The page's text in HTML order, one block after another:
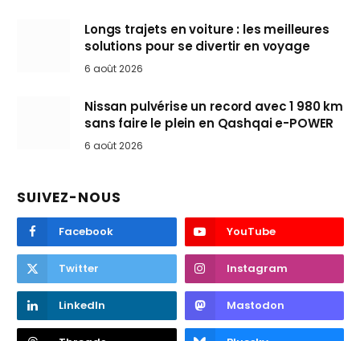
Longs trajets en voiture : les meilleures
solutions pour se divertir en voyage
6 août 2026
Nissan pulvérise un record avec 1 980 km
sans faire le plein en Qashqai e-POWER
6 août 2026
SUIVEZ-NOUS
Facebook YouTube
Twitter Instagram
LinkedIn Mastodon